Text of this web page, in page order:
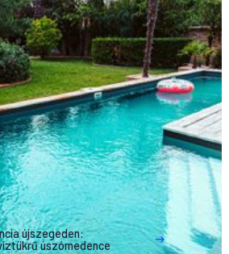
újszegeden:
úszómedence